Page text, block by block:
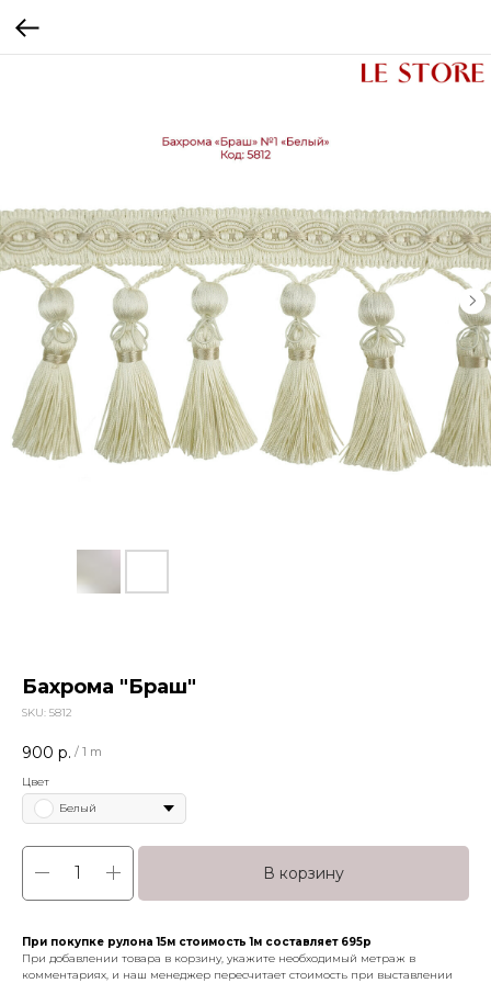
Бахрома "Браш"
SKU: 5812
900 р. / 1 m
Цвет
Белый
В корзину
При покупке рулона 15м стоимость 1м составляет 695р
При добавлении товара в корзину, укажите необходимый метраж в
комментариях, и наш менеджер пересчитает стоимость при выставлении